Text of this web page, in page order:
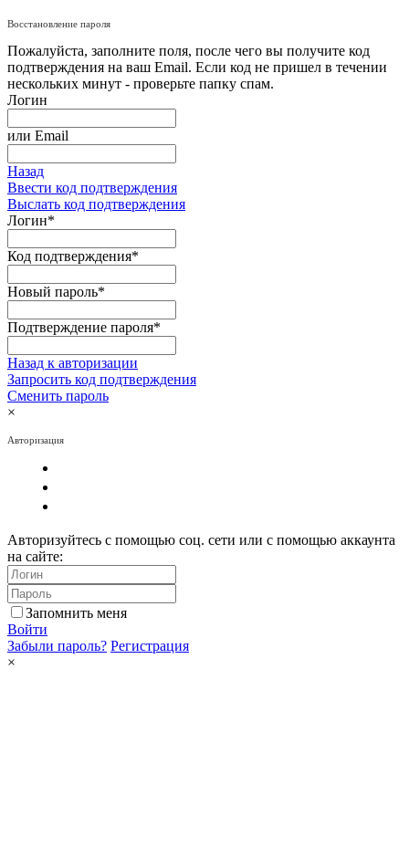
Восстановление пароля
Пожалуйста, заполните поля, после чего вы получите код
подтверждения на ваш Email. Если код не пришел в течении
нескольких минут - проверьте папку спам.
Логин
или Email
Назад
Ввести код подтверждения
Выслать код подтверждения
Логин*
Код подтверждения*
Новый пароль*
Подтверждение пароля*
Назад к авторизации
Запросить код подтверждения
Сменить пароль
×
Авторизация
Авторизуйтесь с помощью соц. сети или с помощью аккаунта
на сайте:
Запомнить меня
Войти
Забыли пароль? Регистрация
×